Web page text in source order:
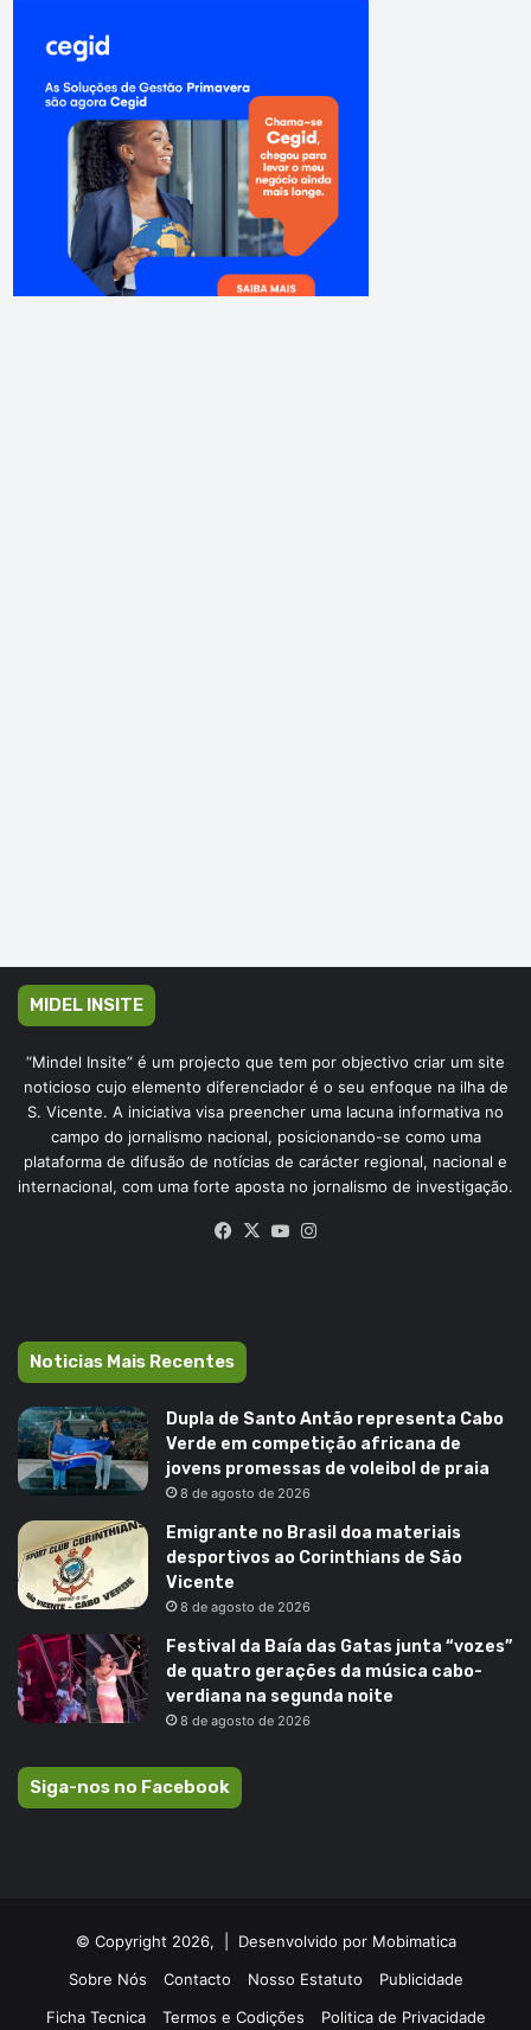
MIDEL INSITE
“Mindel Insite” é um projecto que tem por objectivo criar um site
noticioso cujo elemento diferenciador é o seu enfoque na ilha de
S. Vicente. A iniciativa visa preencher uma lacuna informativa no
campo do jornalismo nacional, posicionando-se como uma
plataforma de difusão de notícias de carácter regional, nacional e
internacional, com uma forte aposta no jornalismo de investigação.
Facebook
X YouTube
Noticias Mais Recentes
Dupla de Santo Antão representa Cabo
Verde em competição africana de
jovens promessas de voleibol de praia
8 de agosto de 2026
Emigrante no Brasil doa materiais
desportivos ao Corinthians de São
Vicente
8 de agosto de 2026
Festival da Baía das Gatas junta “vozes”
de quatro gerações da música cabo-
verdiana na segunda noite
8 de agosto de 2026
Siga-nos no Facebook
© Copyright 2026, | Desenvolvido por Mobimatica
Sobre Nós
Contacto Nosso Estatuto
Publicidade
Ficha Tecnica
Termos e Codições Politica de Privacidade